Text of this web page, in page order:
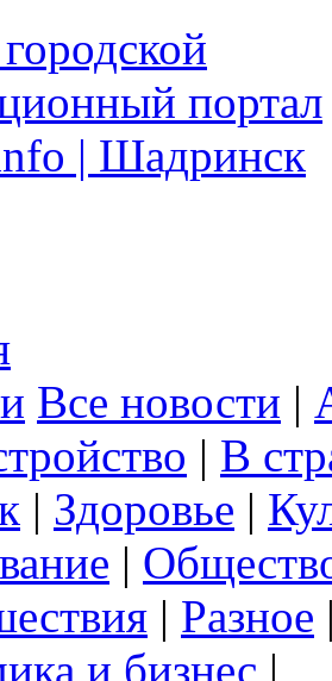
Все новости |
| В
| Здоровье |
|
| Разное
и бизнес |